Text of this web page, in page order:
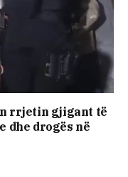
rrjetin gjigant të
drogës në